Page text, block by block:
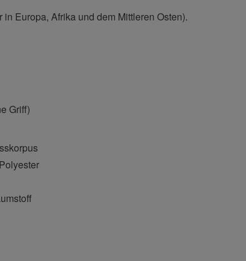
Europa, Afrika und dem Mittleren Osten).
Griff)